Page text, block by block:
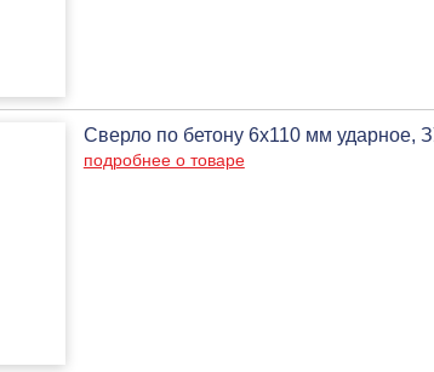
Сверло по бетону 6x110 мм ударное,
подробнее о товаре